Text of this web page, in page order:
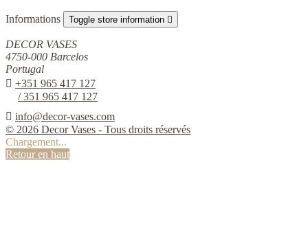
Informations Toggle store information 
DECOR VASES
4750-000 Barcelos
Portugal
 +351 965 417 127
/ 351 965 417 127
 info@decor-vases.com
© 2026 Decor Vases - Tous droits réservés
Chargement...
Retour en haut